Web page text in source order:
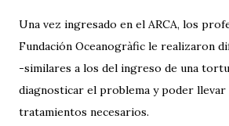
Una vez ingresado en el ARCA, los
Fundación Oceanogràfic le realizaron
-similares a los del ingreso de una
diagnosticar el problema y poder llevar
tratamientos necesarios.